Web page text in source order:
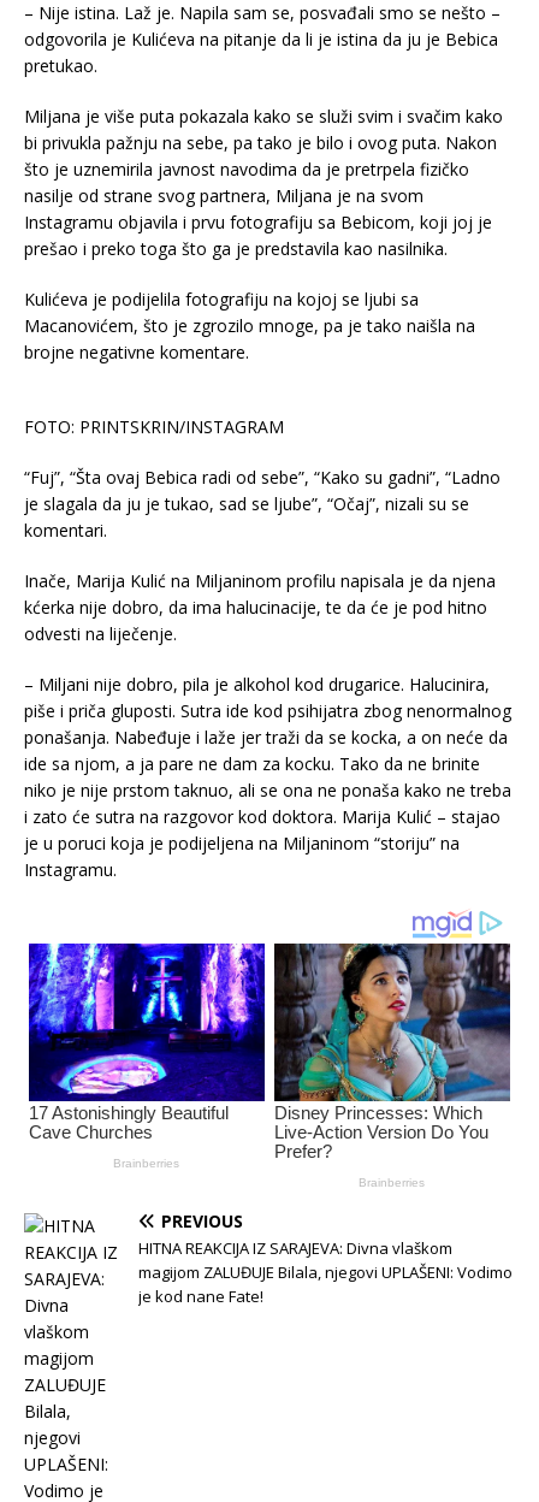
– Nije istina. Laž je. Napila sam se, posvađali smo se nešto –
odgovorila je Kulićeva na pitanje da li je istina da ju je Bebica
pretukao.
Miljana je više puta pokazala kako se služi svim i svačim kako
bi privukla pažnju na sebe, pa tako je bilo i ovog puta. Nakon
što je uznemirila javnost navodima da je pretrpela fizičko
nasilje od strane svog partnera, Miljana je na svom
Instagramu objavila i prvu fotografiju sa Bebicom, koji joj je
prešao i preko toga što ga je predstavila kao nasilnika.
Kulićeva je podijelila fotografiju na kojoj se ljubi sa
Macanovićem, što je zgrozilo mnoge, pa je tako naišla na
brojne negativne komentare.
FOTO: PRINTSKRIN/INSTAGRAM
“Fuj”, “Šta ovaj Bebica radi od sebe”, “Kako su gadni”, “Ladno
je slagala da ju je tukao, sad se ljube”, “Očaj”, nizali su se
komentari.
Inače, Marija Kulić na Miljaninom profilu napisala je da njena
kćerka nije dobro, da ima halucinacije, te da će je pod hitno
odvesti na liječenje.
– Miljani nije dobro, pila je alkohol kod drugarice. Halucinira,
piše i priča gluposti. Sutra ide kod psihijatra zbog nenormalnog
ponašanja. Nabeđuje i laže jer traži da se kocka, a on neće da
ide sa njom, a ja pare ne dam za kocku. Tako da ne brinite
niko je nije prstom taknuo, ali se ona ne ponaša kako ne treba
i zato će sutra na razgovor kod doktora. Marija Kulić – stajao
je u poruci koja je podijeljena na Miljaninom “storiju” na
Instagramu.
PREVIOUS
HITNA REAKCIJA IZ SARAJEVA: Divna vlaškom
magijom ZALUĐUJE Bilala, njegovi UPLAŠENI: Vodimo
je kod nane Fate!